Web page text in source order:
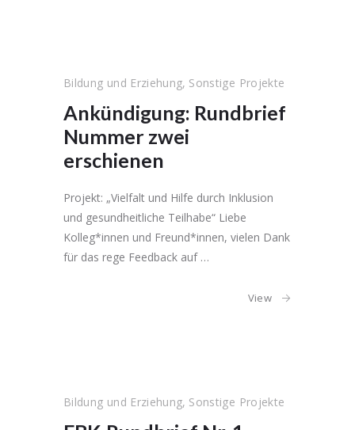
Bildung und Erziehung, Sonstige Projekte
Ankündigung: Rundbrief
Nummer zwei
erschienen
Projekt: „Vielfalt und Hilfe durch Inklusion
und gesundheitliche Teilhabe“ Liebe
Kolleg*innen und Freund*innen, vielen Dank
für das rege Feedback auf …
View
Bildung und Erziehung, Sonstige Projekte